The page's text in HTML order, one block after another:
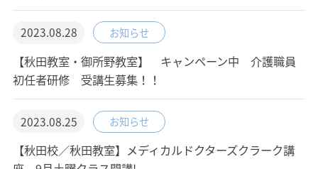
2023.08.28 お知らせ
【秋田教室・御所野教室】 キャンペーン中 介護職員
初任者研修 受講生募集！！
2023.08.25 お知らせ
【秋田校／秋田教室】メディカルドクターズクラーク講